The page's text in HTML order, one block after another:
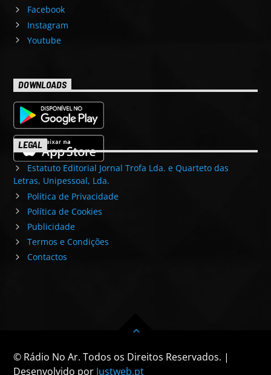
Facebook
Instagram
Youtube
DOWNLOADS
LEGAL
Estatuto Editorial Jornal Trofa Lda. e Quarteto das
Letras, Unipessoal, Lda.
Política de Privacidade
Política de Cookies
Publicidade
Termos e Condições
Contactos
© Rádio No Ar. Todos os Direitos Reservados. |
Desenvolvido por Justweb.pt